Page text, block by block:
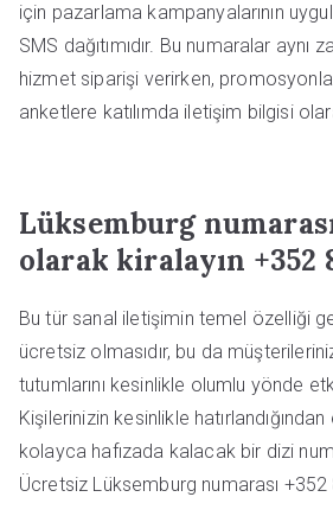
için pazarlama kampanyalarının
SMS dağıtımıdır. Bu numaralar aynı
hizmet siparişi verirken,
anketlere katılımda iletişim bilgisi
Lüksemburg
olarak kiralayın +352
Bu tür sanal iletişimin temel özelliği
ücretsiz olmasıdır, bu da
tutumlarını kesinlikle olumlu yönde
Kişilerinizin kesinlikle
kolayca hafızada kalacak bir dizi
Ücretsiz Lüksemburg numarası